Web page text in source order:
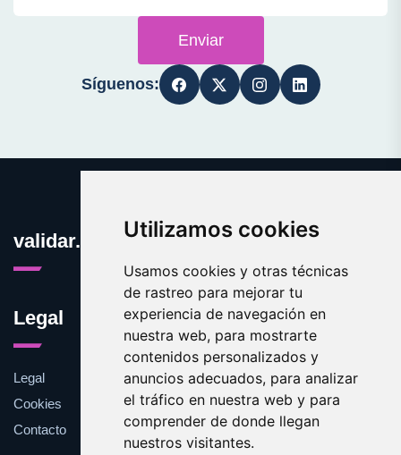
Utilizamos cookies
Usamos cookies y otras técnicas
de rastreo para mejorar tu
experiencia de navegación en
nuestra web, para mostrarte
contenidos personalizados y
anuncios adecuados, para analizar
el tráfico en nuestra web y para
comprender de donde llegan
nuestros visitantes.
Enviar
Síguenos:
validar.es
Legal
Legal
Cookies
Contacto